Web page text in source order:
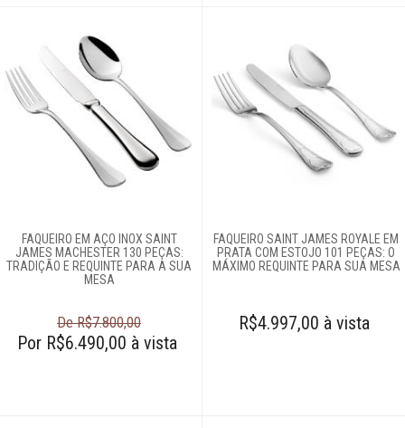
FAQUEIRO EM AÇO INOX SAINT
JAMES MACHESTER 130 PEÇAS:
TRADIÇÃO E REQUINTE PARA A SUA
MESA
De R$7.800,00
Por R$6.490,00 à vista
FAQUEIRO SAINT JAMES ROYALE EM
PRATA COM ESTOJO 101 PEÇAS: O
MÁXIMO REQUINTE PARA SUA MESA
R$4.997,00 à vista